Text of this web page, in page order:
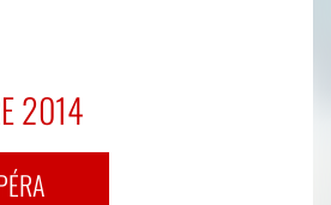
2014